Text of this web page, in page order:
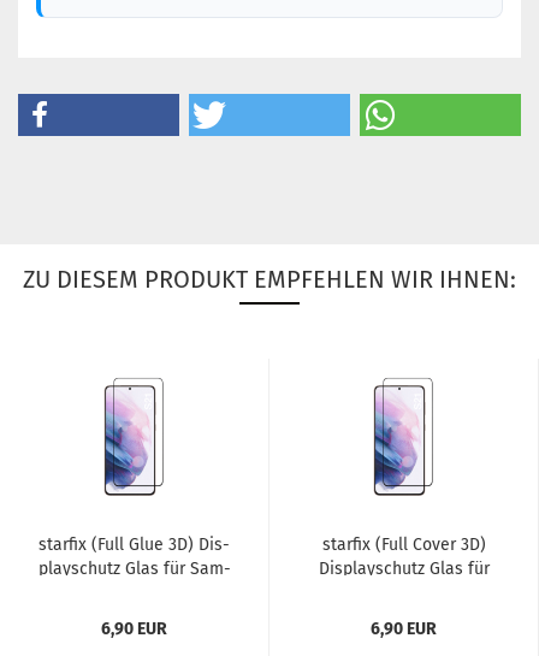
ZU DIESEM PRODUKT EMPFEHLEN WIR IHNEN:
star­fix (Full Glue 3D) Dis­
play­schutz Glas für Sam­
6,90 EUR
star­fix (Full Cover 3D)
Dis­play­schutz Glas für
6,90 EUR